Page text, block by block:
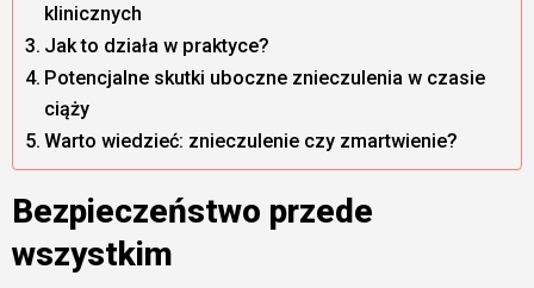
klinicznych
Jak to działa w praktyce?
Potencjalne skutki uboczne znieczulenia w czasie
ciąży
Warto wiedzieć: znieczulenie czy zmartwienie?
Bezpieczeństwo przede
wszystkim